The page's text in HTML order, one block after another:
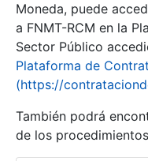
Moneda, puede
a FNMT-RCM en la
Sector Público
Plataforma de
(https://
También podrá
de los